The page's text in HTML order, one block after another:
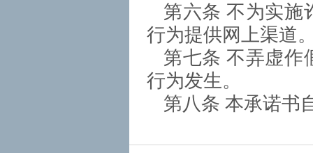
第六条 不为实施
行为提供网上渠道
第七条 不弄虚作
行为发生。
第八条 本承诺书